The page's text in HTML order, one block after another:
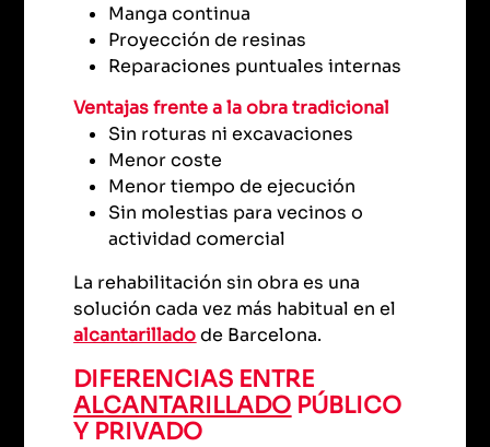
Manga continua
Proyección de resinas
Reparaciones puntuales internas
Ventajas frente a la obra tradicional
Sin roturas ni excavaciones
Menor coste
Menor tiempo de ejecución
Sin molestias para vecinos o
actividad comercial
La rehabilitación sin obra es una
solución cada vez más habitual en el
alcantarilladode Barcelona.
DIFERENCIAS ENTRE
ALCANTARILLADO PÚBLICO
Y PRIVADO